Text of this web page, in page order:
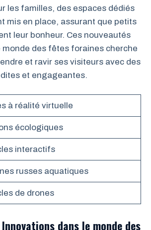
les familles, des espaces dédiés
mis en place, assurant que petits
leur bonheur. Ces nouveautés
monde des fêtes foraines cherche
et ravir ses visiteurs avec des
et engageantes.
à réalité virtuelle
écologiques
interactifs
russes aquatiques
de drones
dans le monde des